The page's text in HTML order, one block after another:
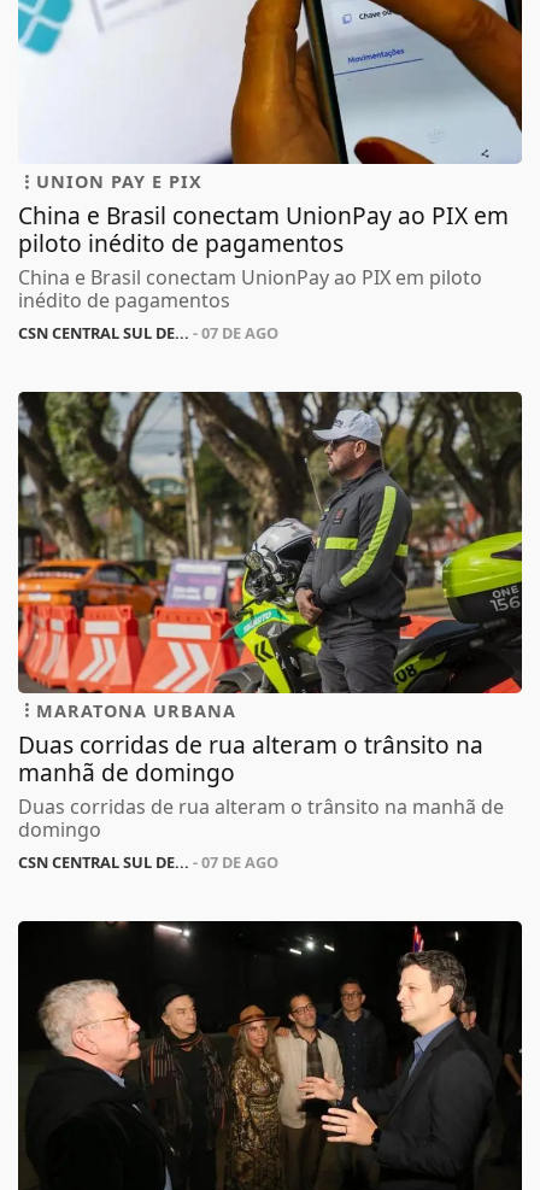
UNION PAY E PIX
China e Brasil conectam UnionPay ao PIX em
piloto inédito de pagamentos
China e Brasil conectam UnionPay ao PIX em piloto
inédito de pagamentos
CSN CENTRAL SUL DE... - 07 DE AGO
MARATONA URBANA
Duas corridas de rua alteram o trânsito na
manhã de domingo
Duas corridas de rua alteram o trânsito na manhã de
domingo
CSN CENTRAL SUL DE... - 07 DE AGO